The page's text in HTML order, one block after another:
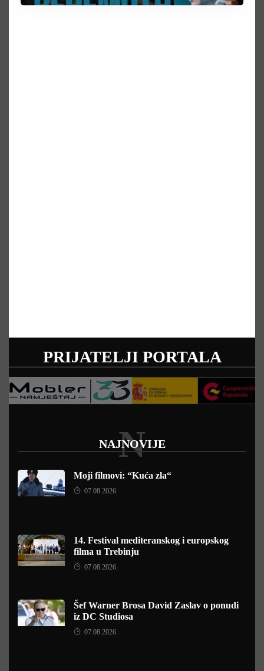
PRIJATELJI PORTALA
NAJNOVIJE
N
Moji filmovi: “Kuća zla“
07.08.2026.
14. Festival mediteranskog i europskog
filma u Trebinju
07.08.2026.
Šef Warner Brosa David Zaslav o ponudi
iz DC Studiosa
07.08.2026.